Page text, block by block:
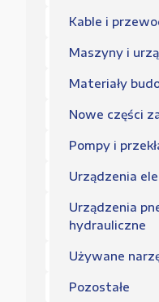
Kable i
Maszyny i
Materiały
Nowe części
Pompy i
Urządzenia
Urządzenia
hydrauliczne
Używane
Pozostałe